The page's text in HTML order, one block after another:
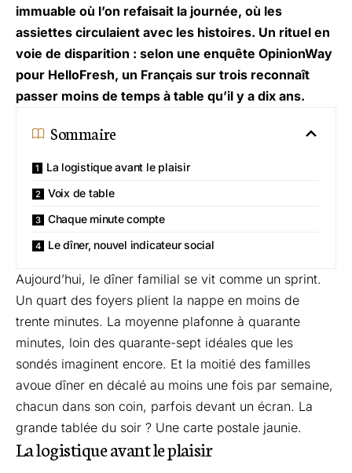
immuable où l’on refaisait la journée, où les
assiettes circulaient avec les histoires. Un rituel en
voie de disparition : selon une enquête OpinionWay
pour HelloFresh, un Français sur trois reconnaît
passer moins de temps à table qu’il y a dix ans.
Sommaire
La logistique avant le plaisir
Voix de table
Chaque minute compte
Le dîner, nouvel indicateur social
Aujourd’hui, le dîner familial se vit comme un sprint.
Un quart des foyers plient la nappe en moins de
trente minutes. La moyenne plafonne à quarante
minutes, loin des quarante-sept idéales que les
sondés imaginent encore. Et la moitié des familles
avoue dîner en décalé au moins une fois par semaine,
chacun dans son coin, parfois devant un écran. La
grande tablée du soir ? Une carte postale jaunie.
La logistique avant le plaisir